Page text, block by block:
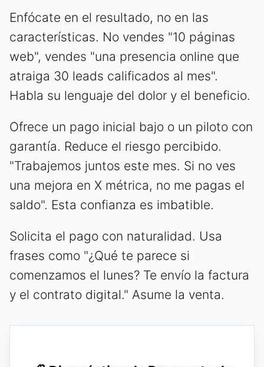
Enfócate en el resultado, no en las
características. No vendes "10 páginas
web", vendes "una presencia online que
atraiga 30 leads calificados al mes".
Habla su lenguaje del dolor y el beneficio.
Ofrece un pago inicial bajo o un piloto con
garantía. Reduce el riesgo percibido.
"Trabajemos juntos este mes. Si no ves
una mejora en X métrica, no me pagas el
saldo". Esta confianza es imbatible.
Solicita el pago con naturalidad. Usa
frases como "¿Qué te parece si
comenzamos el lunes? Te envío la factura
y el contrato digital." Asume la venta.